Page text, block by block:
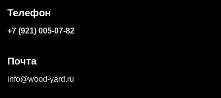
Телефон
+7 (921) 005-07-82
Почта
info@wood-yard.ru